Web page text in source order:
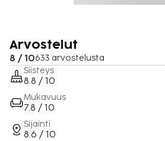
Arvostelut
8 / 10633 arvostelusta
Siisteys
8.8 / 10
Mukavuus
7.8 / 10
Sijainti
8.6 / 10